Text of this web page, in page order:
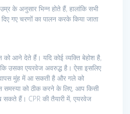
के अनुसार भिन्न होते हैं, हालांकि सभी
गए चरणों का पालन करके किया जाता
आने देते हैं। यदि कोई व्यक्ति बेहोश है,
उसका एयरवेज अवरुद्ध है। ऐसा इसलिए
वापस मुंह में आ सकती है और गले को
को ठीक करने के लिए, आप किसी
सकते हैं। CPR की तैयारी में, एयरवेज